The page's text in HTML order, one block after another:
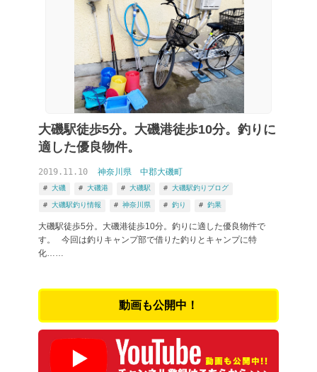
大磯駅徒歩5分。大磯港徒歩10分。釣りに
適した優良物件。
2019.11.10 神奈川県 中郡大磯町
大磯 大磯港 大磯駅 大磯駅釣りブログ
大磯駅釣り情報 神奈川県 釣り 釣果
大磯駅徒歩5分。大磯港徒歩10分。釣りに適した優良物件で
す。 今回は釣りキャンプ部で借りた釣りとキャンプに特
化……
動画も公開中！